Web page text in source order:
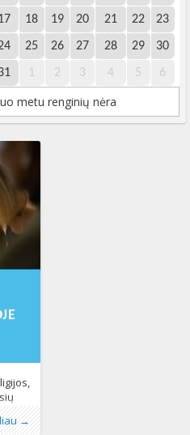
18 19 20 21 22 23
25 26 27 28 29 30
1 2 3 4 5 6
metu renginių nėra
→
,